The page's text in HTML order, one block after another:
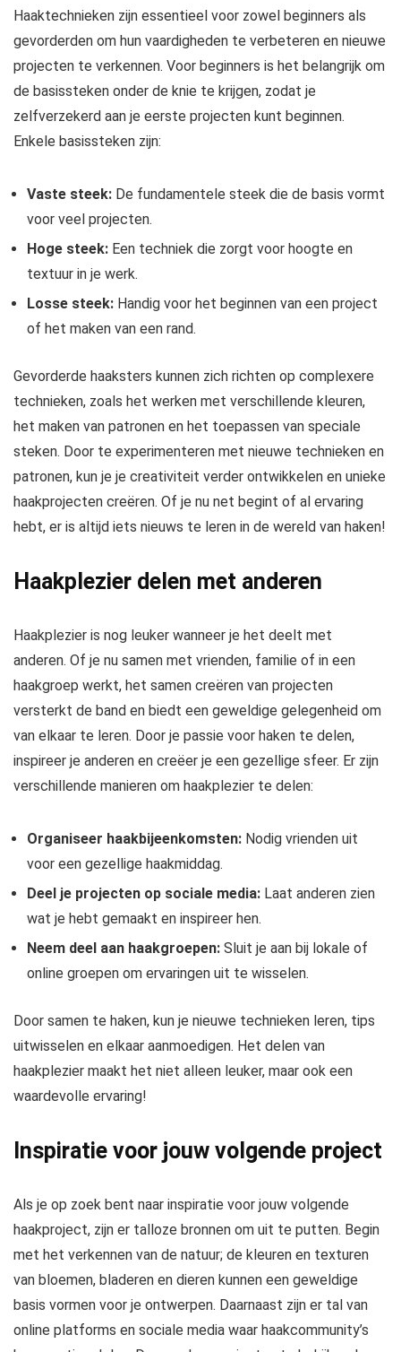
Haaktechnieken zijn essentieel voor zowel beginners als
gevorderden om hun vaardigheden te verbeteren en nieuwe
projecten te verkennen. Voor beginners is het belangrijk om
de basissteken onder de knie te krijgen, zodat je
zelfverzekerd aan je eerste projecten kunt beginnen.
Enkele basissteken zijn:
Vaste steek: De fundamentele steek die de basis vormt
voor veel projecten.
Hoge steek: Een techniek die zorgt voor hoogte en
textuur in je werk.
Losse steek: Handig voor het beginnen van een project
of het maken van een rand.
Gevorderde haaksters kunnen zich richten op complexere
technieken, zoals het werken met verschillende kleuren,
het maken van patronen en het toepassen van speciale
steken. Door te experimenteren met nieuwe technieken en
patronen, kun je je creativiteit verder ontwikkelen en unieke
haakprojecten creëren. Of je nu net begint of al ervaring
hebt, er is altijd iets nieuws te leren in de wereld van haken!
Haakplezier delen met anderen
Haakplezier is nog leuker wanneer je het deelt met
anderen. Of je nu samen met vrienden, familie of in een
haakgroep werkt, het samen creëren van projecten
versterkt de band en biedt een geweldige gelegenheid om
van elkaar te leren. Door je passie voor haken te delen,
inspireer je anderen en creëer je een gezellige sfeer. Er zijn
verschillende manieren om haakplezier te delen:
Organiseer haakbijeenkomsten: Nodig vrienden uit
voor een gezellige haakmiddag.
Deel je projecten op sociale media: Laat anderen zien
wat je hebt gemaakt en inspireer hen.
Neem deel aan haakgroepen: Sluit je aan bij lokale of
online groepen om ervaringen uit te wisselen.
Door samen te haken, kun je nieuwe technieken leren, tips
uitwisselen en elkaar aanmoedigen. Het delen van
haakplezier maakt het niet alleen leuker, maar ook een
waardevolle ervaring!
Inspiratie voor jouw volgende project
Als je op zoek bent naar inspiratie voor jouw volgende
haakproject, zijn er talloze bronnen om uit te putten. Begin
met het verkennen van de natuur; de kleuren en texturen
van bloemen, bladeren en dieren kunnen een geweldige
basis vormen voor je ontwerpen. Daarnaast zijn er tal van
online platforms en sociale media waar haakcommunity’s